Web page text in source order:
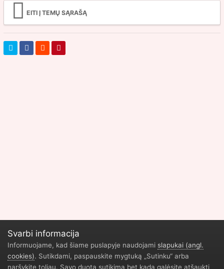
EITI Į TEMŲ SĄRAŠĄ
Svarbi informacija
Informuojame, kad šiame puslapyje naudojami slapukai (angl.
cookies). Sutikdami, paspauskite mygtuką „Sutinku“ arba
naršykite toliau. Savo duotą sutikimą bet kada galėsite atšaukti